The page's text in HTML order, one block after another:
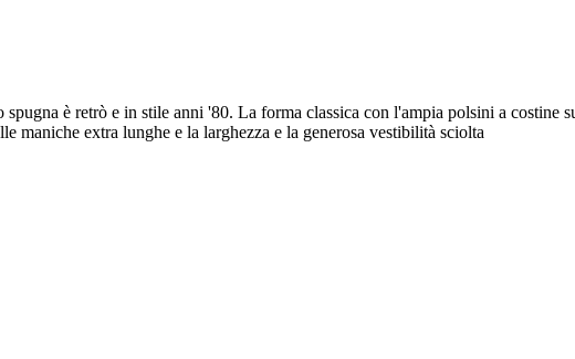
è retrò e in stile anni '80. La forma classica con l'ampia polsini a costine
maniche extra lunghe e la larghezza e la generosa vestibilità sciolta